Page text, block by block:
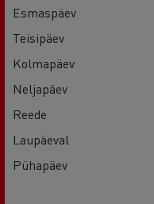
Esmaspäev
Teisipäev
Kolmapäev
Neljapäev
Reede
Laupäeval
Pühapäev